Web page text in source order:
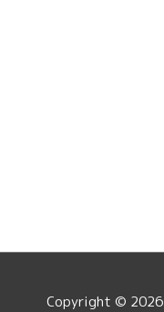
Copyright © 2026